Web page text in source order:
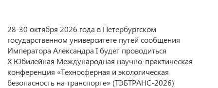
28-30 октября 2026 года в Петербургском
государственном университете путей сообщения
Императора Александра I будет проводиться
X Юбилейная Международная научно-практическая
конференция «Техносферная и экологическая
безопасность на транспорте» (ТЭБТРАНС-2026)